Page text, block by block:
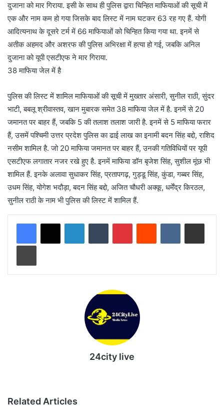
दुजाना को मार गिराया. इसी के साथ ही पुलिस द्वारा चिन्हित माफियाओं की सूची में
एक और नाम कम हो गया जिसके बाद लिस्ट में नाम घटकर 63 रह गए हैं. योगी
आदित्यनाथ के दूसरे टर्म में 66 माफियाओं को चिन्हित किया गया था. इनमें से
अतीक अहमद और अशरफ की पुलिस अभिरक्षा में हत्या हो गई, जबकि अनिल
दुजाना को यूपी एसटीएफ ने मार गिराया.
38 माफिया जेल में है
पुलिस की लिस्ट में शामिल माफियाओं की सूची में मुख्तार अंसारी, सुनील राठी, सुंदर
भाटी, बबलू श्रीवास्तव, खान मुबारक समेत 38 माफिया जेल में है. इनमें से 20
जमानत पर बाहर हैं, जबकि 5 की तलाश तलाश जारी है. इनमें से 5 माफिया फरार
हैं, उसमें पश्चिमी उत्तर प्रदेश पुलिस का ढाई लाख का इनामी बदन सिंह बद्दो, राशिद
नसीम शामिल है. जो 20 माफिया जमानत पर बाहर हैं, उनकी गतिविधियों पर यूपी
एसटीएफ लगातार नजर रखे हुए है. इनमें माफिया डॉन बृजेश सिंह, सुशील मूंछ भी
शामिल हैं. इनके अलावा सुधाकर सिंह, प्रतापगढ़, गुड्डू सिंह, कुंडा, गब्बर सिंह,
उधम सिंह, योगेश भदौड़ा, बदन सिंह बद्दो, अजित चौधरी अक्कू, धर्मेंद्र किरठल,
सुनील राठी के नाम भी पुलिस की लिस्ट में शामिल हैं.
LinkedInTumblr PinterestReddit VKontakteShare via Email
Print
24city live
Related Articles